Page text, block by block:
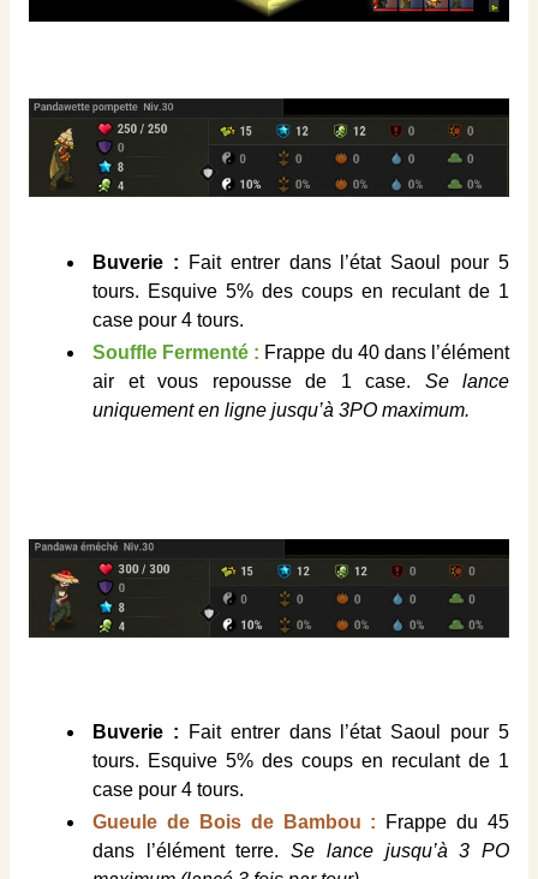
Buverie : Fait entrer dans l’état Saoul pour 5
tours. Esquive 5% des coups en reculant de 1
case pour 4 tours.
Souffle Fermenté : Frappe du 40 dans l’élément
air et vous repousse de 1 case. Se lance
uniquement en ligne jusqu’à 3PO maximum.
Buverie : Fait entrer dans l’état Saoul pour 5
tours. Esquive 5% des coups en reculant de 1
case pour 4 tours.
Gueule de Bois de Bambou : Frappe du 45
dans l’élément terre.Se lance jusqu’à 3 PO